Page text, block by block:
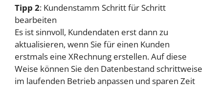
Tipp 2: Kundenstamm Schritt für Schritt
bearbeiten
Es ist sinnvoll, Kundendaten erst dann zu
aktualisieren, wenn Sie für einen Kunden
erstmals eine XRechnung erstellen. Auf diese
Weise können Sie den Datenbestand schrittweise
im laufenden Betrieb anpassen und sparen Zeit